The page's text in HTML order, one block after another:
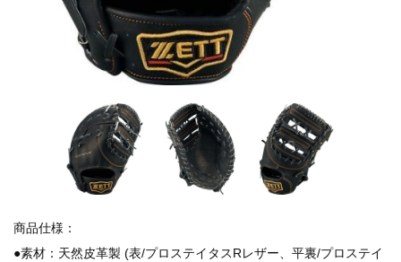
商品仕様：
●素材：天然皮革製 (表/プロステイタスRレザー、平裏/プロステイ